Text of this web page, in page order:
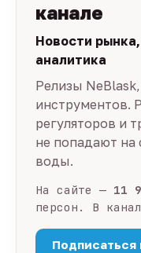
канале
Новости
аналитика
Релизы
инструментов.
регуляторов и
не попадают на
воды.
На сайте — 11
персон. В
Подписаться